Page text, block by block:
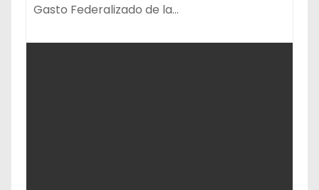
Gasto Federalizado de la…